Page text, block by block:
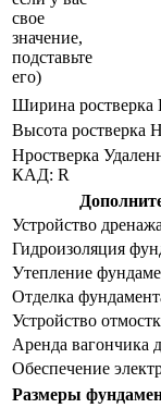
свое
значение,
подставьте
его)
Ширина ростверка
Высота ростверка
Hростверка
КАД: R
Устройство дренажа
Гидроизоляция
Утепление
Отделка
Устройство
Аренда вагончика
Обеспечение
Размеры